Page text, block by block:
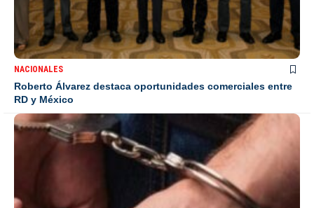
NACIONALES
Roberto Álvarez destaca oportunidades comerciales entre
RD y México